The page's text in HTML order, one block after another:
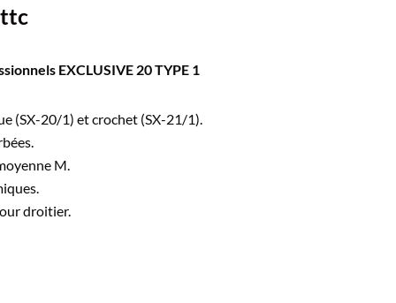
ttc
EXCLUSIVE 20 TYPE 1
(SX-20/1) et crochet (SX-21/1).
M.
droitier.